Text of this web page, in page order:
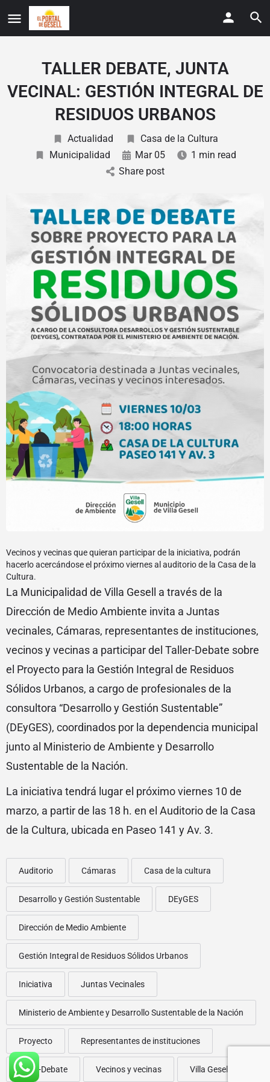
TALLER DEBATE, JUNTA
VECINAL: GESTIÓN INTEGRAL DE
RESIDUOS URBANOS
Actualidad
Casa de la Cultura
Municipalidad
Mar 05
1 min read
Share post
Vecinos y vecinas que quieran participar de la iniciativa, podrán
hacerlo acercándose el próximo viernes al auditorio de la Casa de la
Cultura.
La Municipalidad de Villa Gesell a través de la
Dirección de Medio Ambiente invita a Juntas
vecinales, Cámaras, representantes de instituciones,
vecinos y vecinas a participar del Taller-Debate sobre
el Proyecto para la Gestión Integral de Residuos
Sólidos Urbanos, a cargo de profesionales de la
consultora “Desarrollo y Gestión Sustentable”
(DEyGES), coordinados por la dependencia municipal
junto al Ministerio de Ambiente y Desarrollo
Sustentable de la Nación.
La iniciativa tendrá lugar el próximo viernes 10 de
marzo, a partir de las 18 h. en el Auditorio de la Casa
de la Cultura, ubicada en Paseo 141 y Av. 3.
Auditorio Cámaras Casa de la cultura
Desarrollo y Gestión Sustentable DEyGES
Dirección de Medio Ambiente
Gestión Integral de Residuos Sólidos Urbanos
Iniciativa Juntas Vecinales
Ministerio de Ambiente y Desarrollo Sustentable de la Nación
Proyecto Representantes de instituciones
Taller-Debate Vecinos y vecinas Villa Gesell